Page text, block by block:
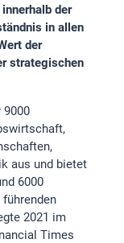
der
in allen
der
strategischen
9000
aus und bietet
6000
führenden
2021 im
Times